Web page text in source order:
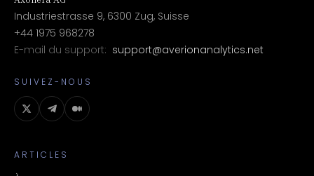
Industriestrasse 9, 6300 Zug, Suisse
+44 1975 968278
E-mail du support: support@averionanalytics.net
SUIVEZ-NOUS
ARTICLES